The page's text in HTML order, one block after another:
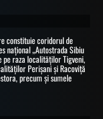
constituie coridorul de
național „Autostrada Sibiu
raza localităților Tigveni,
Perișani și Racoviță
precum și sumele